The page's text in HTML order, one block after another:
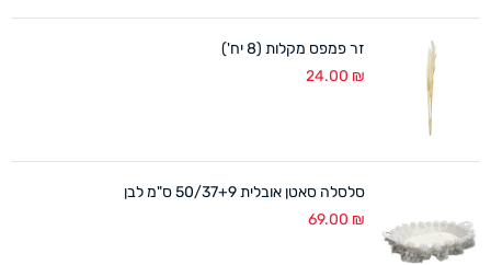
זר פמפס מקלות (8 יח')
24.00 ₪
סלסלה סאטן אובלית 50/37+9 ס"מ לבן
69.00 ₪